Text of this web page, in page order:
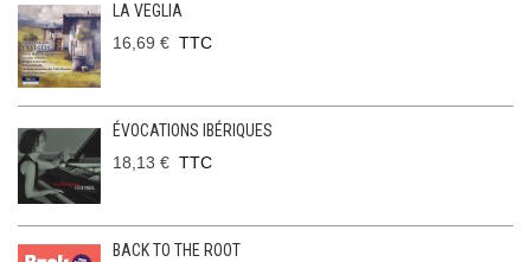
LA VEGLIA
16,69 € TTC
ÉVOCATIONS IBÉRIQUES
18,13 € TTC
BACK TO THE ROOT